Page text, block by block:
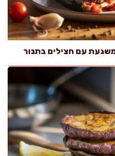
עם חצילים בתנור